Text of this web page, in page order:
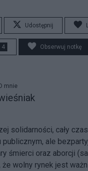
Udostępnij
4 Obserwuj notkę
mnie
solidarności, cały
publicznym, ale
śmierci oraz aborcji
że wolny rynek jest